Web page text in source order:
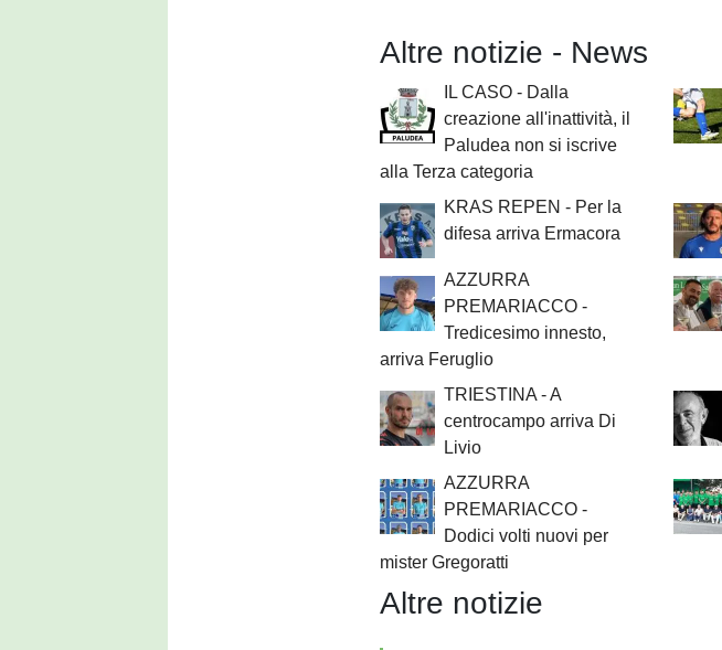
Altre notizie - News
IL CASO - Dalla
creazione all'inattività, il
Paludea non si iscrive
alla Terza categoria
KRAS REPEN - Per la
difesa arriva Ermacora
AZZURRA
PREMARIACCO -
Tredicesimo innesto,
arriva Feruglio
TRIESTINA - A
centrocampo arriva Di
Livio
AZZURRA
PREMARIACCO -
Dodici volti nuovi per
mister Gregoratti
Altre notizie